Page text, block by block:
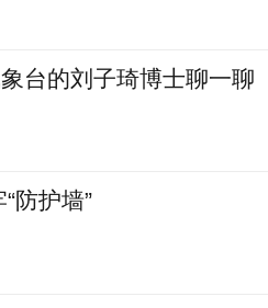
台的刘子琦博士聊一聊
防护墙”